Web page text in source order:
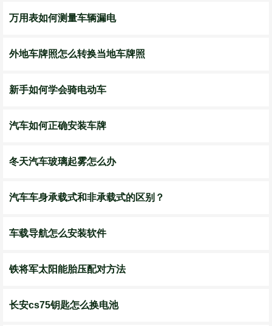
万用表如何测量车辆漏电
外地车牌照怎么转换当地车牌照
新手如何学会骑电动车
汽车如何正确安装车牌
冬天汽车玻璃起雾怎么办
汽车车身承载式和非承载式的区别？
车载导航怎么安装软件
铁将军太阳能胎压配对方法
长安cs75钥匙怎么换电池